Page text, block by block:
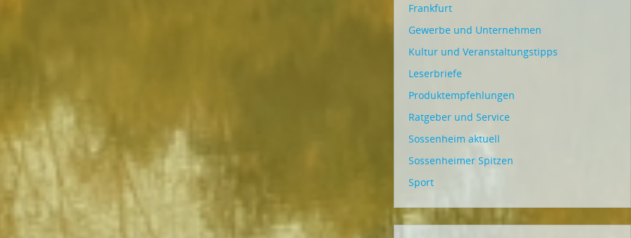
Frankfurt
Gewerbe und Unternehmen
Kultur und Veranstaltungstipps
Leserbriefe
Produktempfehlungen
Ratgeber und Service
Sossenheim aktuell
Sossenheimer Spitzen
Sport